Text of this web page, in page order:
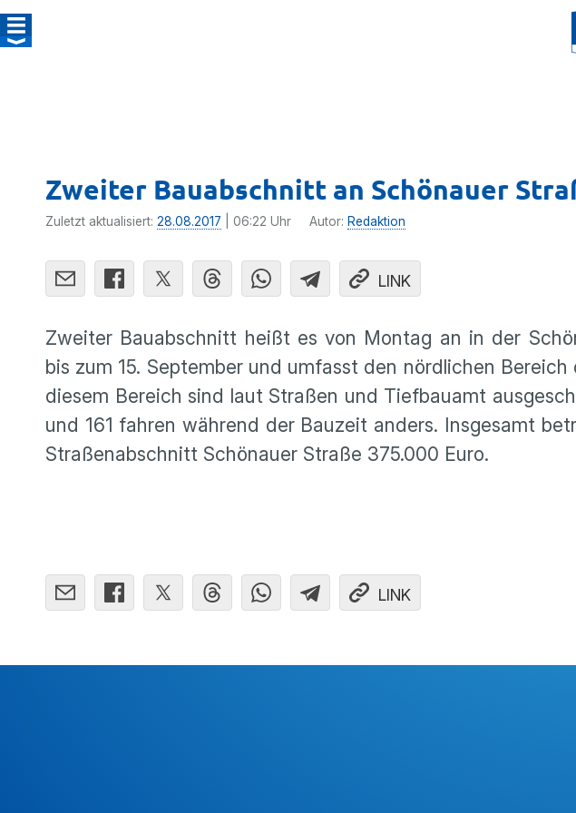
Zweiter Bauabschnitt an Schönauer
Zuletzt aktualisiert: 28.08.2017 | 06:22 Uhr Autor: Redaktion
LINK
Zweiter Bauab­schnitt heißt es von Montag an in der
bis zum 15. September und umfasst den nördli­chen
diesem Bereich sind laut Straßen und Tiefbauamt
und 161 fahren während der Bauzeit anders. Insge­samt
Straßen­ab­schnitt Schönauer Straße 375.000 Euro.
LINK